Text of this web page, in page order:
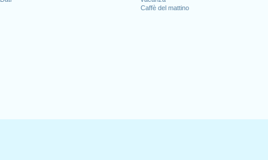
Caffè del mattino